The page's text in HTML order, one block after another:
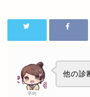
平均
他の診